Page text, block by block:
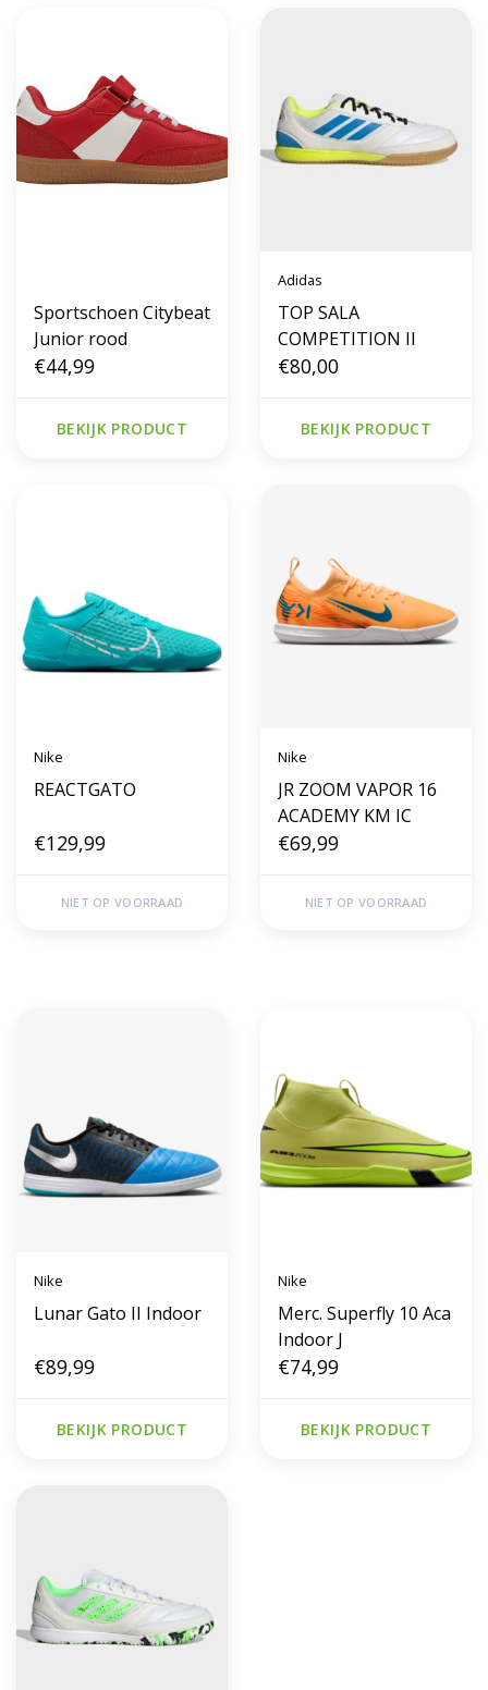
Sportschoen Citybeat
Junior rood
€44,99
BEKIJK PRODUCT
Adidas
TOP SALA
COMPETITION II
€80,00
BEKIJK PRODUCT
Nike
REACTGATO
€129,99
NIET OP VOORRAAD
Nike
JR ZOOM VAPOR 16
ACADEMY KM IC
€69,99
NIET OP VOORRAAD
Nike
Lunar Gato II Indoor
€89,99
BEKIJK PRODUCT
Nike
Merc. Superfly 10 Aca
Indoor J
€74,99
BEKIJK PRODUCT